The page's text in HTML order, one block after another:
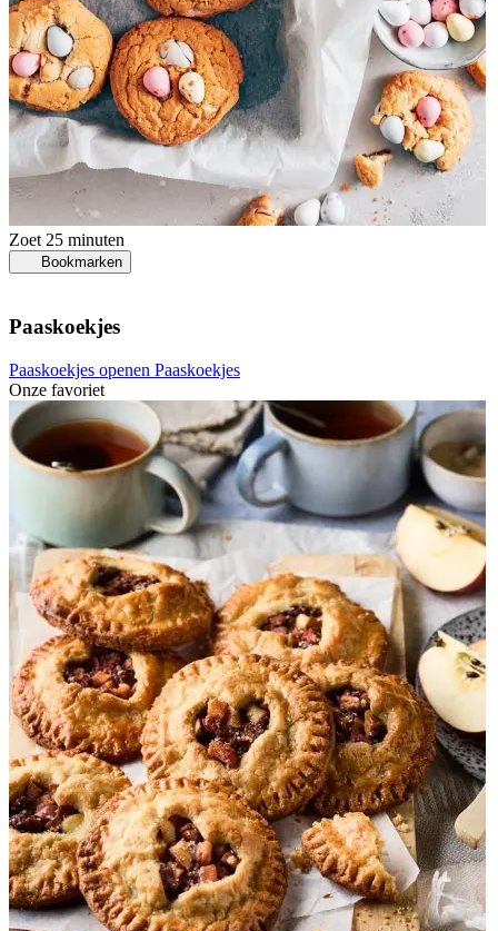
Zoet 25 minuten
Bookmarken
Paaskoekjes
Paaskoekjes openen Paaskoekjes
Onze favoriet